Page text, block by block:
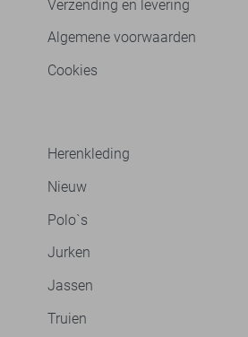
Verzending en levering
Algemene voorwaarden
Cookies
Herenkleding
Nieuw
Polo`s
Jurken
Jassen
Truien